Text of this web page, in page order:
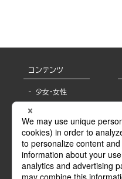
コンテンツ
少女・女性
BL
ライトノベル
青年・一般
グラビア・写真